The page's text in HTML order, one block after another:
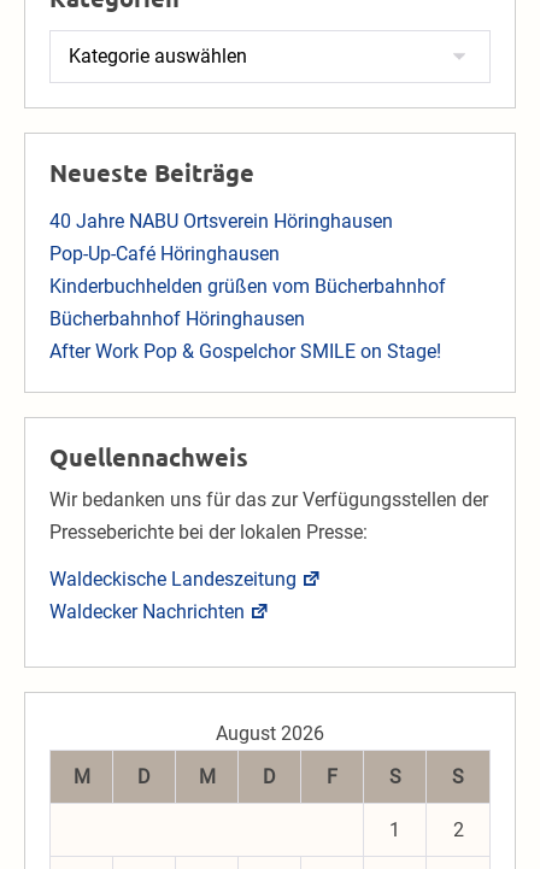
Kategorien
Neueste Beiträge
40 Jahre NABU Ortsverein Höringhausen
Pop-Up-Café Höringhausen
Kinderbuchhelden grüßen vom Bücherbahnhof
Bücherbahnhof Höringhausen
After Work Pop & Gospelchor SMILE on Stage!
Quellennachweis
Wir bedanken uns für das zur Verfügungsstellen der
Presseberichte bei der lokalen Presse:
Waldeckische Landeszeitung
Waldecker Nachrichten
August 2026
M
D M D F S S
1 2